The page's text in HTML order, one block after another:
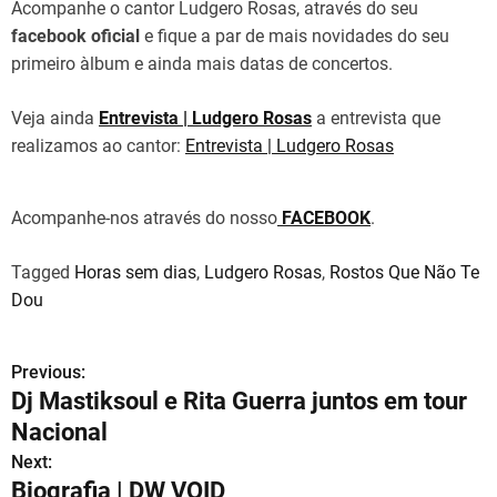
Acompanhe o cantor Ludgero Rosas, através do seu
facebook oficial e fique a par de mais novidades do seu
primeiro àlbum e ainda mais datas de concertos.
Veja ainda Entrevista | Ludgero Rosas a entrevista que
realizamos ao cantor: Entrevista | Ludgero Rosas
Acompanhe-nos através do nosso FACEBOOK.
Tagged Horas sem dias, Ludgero Rosas, Rostos Que Não Te
Dou
N
a
v
Previous:
Dj Mastiksoul e Rita Guerra juntos em tour
Nacional
Next:
Biografia | DW VOID